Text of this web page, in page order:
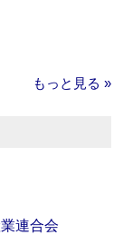
もっと見る »
連合会